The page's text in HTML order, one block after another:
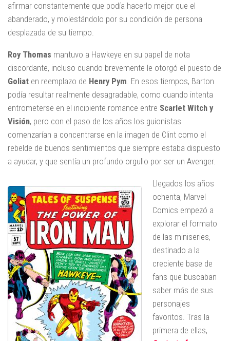
afirmar constantemente que podía hacerlo mejor que el
abanderado, y molestándolo por su condición de persona
desplazada de su tiempo.
Roy Thomas mantuvo a Hawkeye en su papel de nota
discordante, incluso cuando brevemente le otorgó el puesto de
Goliat en reemplazo de Henry Pym. En esos tiempos, Barton
podía resultar realmente desagradable, como cuando intenta
entrometerse en el incipiente romance entre Scarlet Witch y
Visión, pero con el paso de los años los guionistas
comenzarían a concentrarse en la imagen de Clint como el
rebelde de buenos sentimientos que siempre estaba dispuesto
a ayudar, y que sentía un profundo orgullo por ser un Avenger.
Llegados los años
ochenta, Marvel
Comics empezó a
explorar el formato
de las miniseries,
destinado a la
creciente base de
fans que buscaban
saber más de sus
personajes
favoritos. Tras la
primera de ellas,